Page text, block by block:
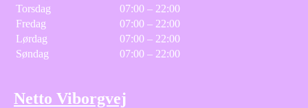
Torsdag
07:00 – 22:00
Fredag
07:00 – 22:00
Lørdag
07:00 – 22:00
Søndag
07:00 – 22:00
Netto Viborgvej